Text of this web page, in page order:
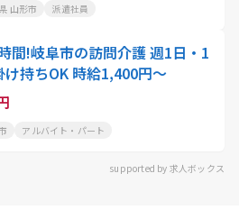
山形市 派遣社員
間!岐阜市の訪問介護 週1日・1
持ちOK 時給1,400円～
アルバイト・パート
supported by 求人ボックス